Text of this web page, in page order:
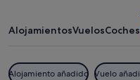
AlojamientosVuelosCoches
Alojamiento añadido Vuelo